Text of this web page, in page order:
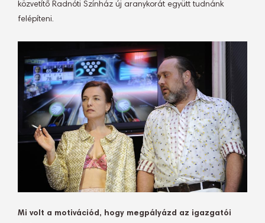
közvetítő Radnóti Színház új aranykorát együtt tudnánk
felépíteni.
Mi volt a motivációd, hogy megpályázd az igazgatói